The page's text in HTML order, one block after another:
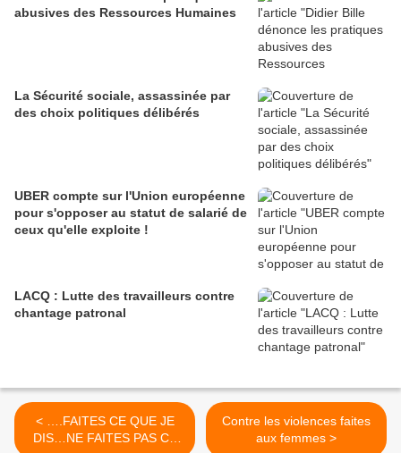
abusives des Ressources Humaines
La Sécurité sociale, assassinée par
des choix politiques délibérés
UBER compte sur l'Union européenne
pour s'opposer au statut de salarié de
ceux qu'elle exploite !
LACQ : Lutte des travailleurs contre
chantage patronal
< ….FAITES CE QUE JE
DIS…NE FAITES PAS CE
Contre les violences faites
aux femmes >